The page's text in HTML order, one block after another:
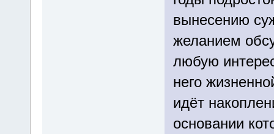
вынесению
желанием
любую
него
идёт
основании